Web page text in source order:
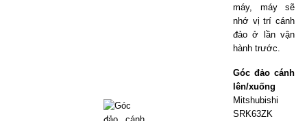
máy, máy sẽ
nhớ vị trí cánh
đảo ở lần vận
hành trước.
Góc đảo cánh
lên/xuống
Mitshubishi
SRK63ZK